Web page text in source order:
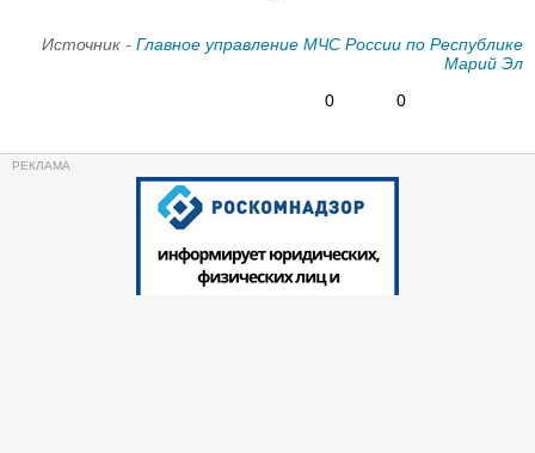
Источник - Главное управление МЧС России по Республике
Марий Эл
0
0